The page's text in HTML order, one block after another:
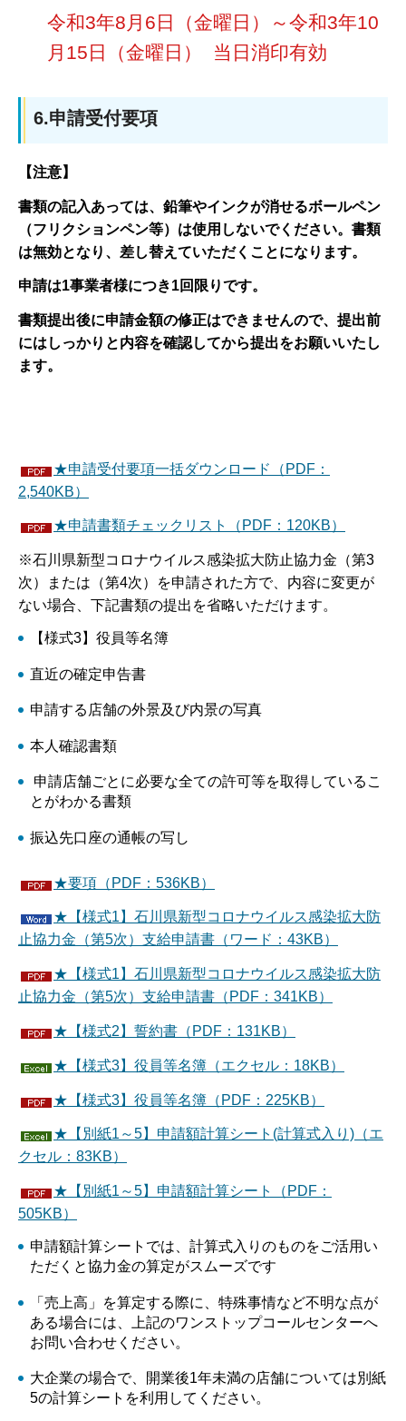
令和3年8月6 日（金曜日）～令和3年10
月15日（金曜日） 当日消印有効
6.申請受付要項
【注意】
書類の記入あっては、鉛筆やインクが消せるボールペン
（フリクションペン等）は使用しないでください。書類
は無効となり、 差し替えていただくことになります。
申請は1事業者様につき1回限りです。
書類提出後に申請金額の修正はできませんので、提出前
にはしっかりと内容を確認してから提出をお願いいたし
ます。
★申請受付要項一括ダウンロード（PDF：
2,540KB）
★申請書類チェックリスト（PDF：120KB）
※石川県新型コロナウイルス感染拡大防止協力金（第3
次）または（第4次）を申請された方で、内容に変更が
ない場合、下記書類の提出を省略いただけます。
【様式3】役員等名簿
直近の確定申告書
申請する店舗の外景及び内景の写真
本人確認書類
申請店舗ごとに必要な全ての許可等を取得しているこ
とがわかる書類
振込先口座の通帳の写し
★要項（PDF：536KB）
★【様式1】石川県新型コロナウイルス感染拡大防
止協力金（第5次）支給申請書（ワード：43KB）
★【様式1】石川県新型コロナウイルス感染拡大防
止協力金（第5次）支給申請書（PDF：341KB）
★【様式2】誓約書（PDF：131KB）
★【様式3】役員等名簿（エクセル：18KB）
★【様式3】役員等名簿（PDF：225KB）
★【別紙1～5】申請額計算シート(計算式入り)（エ
クセル：83KB）
★【別紙1～5】申請額計算シート（PDF：
505KB）
申請額計算シートでは、計算式入りのものをご活用い
ただくと協力金の算定がスムーズです
「売上高」を算定する際に、特殊事情など不明な点が
ある場合には、上記のワンストップコールセンターへ
お問い合わせください。
大企業の場合で、開業後1年未満の店舗については別紙
5の計算シートを利用してください。